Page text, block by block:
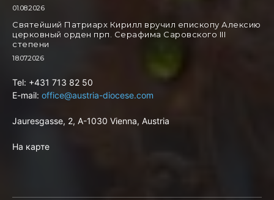
01.08.2026
Святейший Патриарх Кирилл вручил епископу Алексию
церковный орден прп. Серафима Саровского III
степени
18.07.2026
Tel: +431 713 82 50
E-mail: office@austria-diocese.com
Jauresgasse, 2, A-1030 Vienna, Austria
На карте